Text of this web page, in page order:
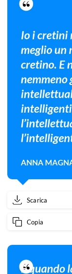
Scarica
Copia